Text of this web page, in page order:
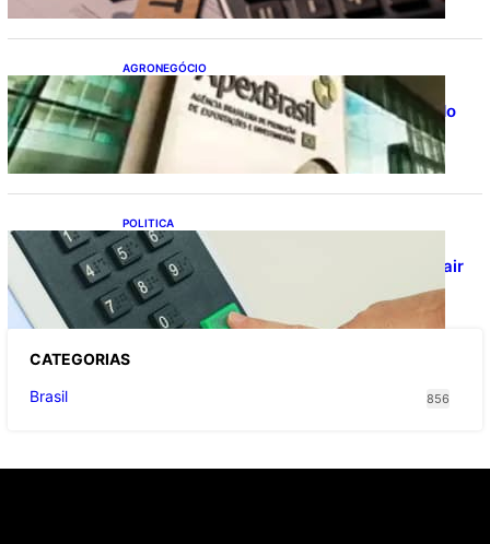
AGRONEGÓCIO
Outlook Agro Brasil: planejamento e
inovação pautam debates sobre futuro do
agronegócio
POLITICA
Viracasacas? Em 2022, 259 municípios
votaram mais em Lula no 1º turno e em Jair
no 2º
CATEGORIAS
Brasil
856